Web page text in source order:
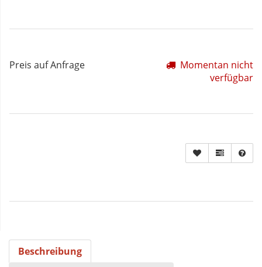
Preis auf Anfrage
Momentan nicht
verfügbar
Beschreibung